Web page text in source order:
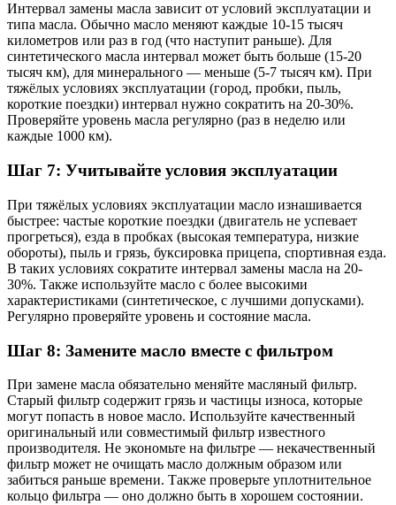
Интервал замены масла зависит от условий эксплуатации и
типа масла. Обычно масло меняют каждые 10-15 тысяч
километров или раз в год (что наступит раньше). Для
синтетического масла интервал может быть больше (15-20
тысяч км), для минерального — меньше (5-7 тысяч км). При
тяжёлых условиях эксплуатации (город, пробки, пыль,
короткие поездки) интервал нужно сократить на 20-30%.
Проверяйте уровень масла регулярно (раз в неделю или
каждые 1000 км).
Шаг 7: Учитывайте условия эксплуатации
При тяжёлых условиях эксплуатации масло изнашивается
быстрее: частые короткие поездки (двигатель не успевает
прогреться), езда в пробках (высокая температура, низкие
обороты), пыль и грязь, буксировка прицепа, спортивная езда.
В таких условиях сократите интервал замены масла на 20-
30%. Также используйте масло с более высокими
характеристиками (синтетическое, с лучшими допусками).
Регулярно проверяйте уровень и состояние масла.
Шаг 8: Замените масло вместе с фильтром
При замене масла обязательно меняйте масляный фильтр.
Старый фильтр содержит грязь и частицы износа, которые
могут попасть в новое масло. Используйте качественный
оригинальный или совместимый фильтр известного
производителя. Не экономьте на фильтре — некачественный
фильтр может не очищать масло должным образом или
забиться раньше времени. Также проверьте уплотнительное
кольцо фильтра — оно должно быть в хорошем состоянии.